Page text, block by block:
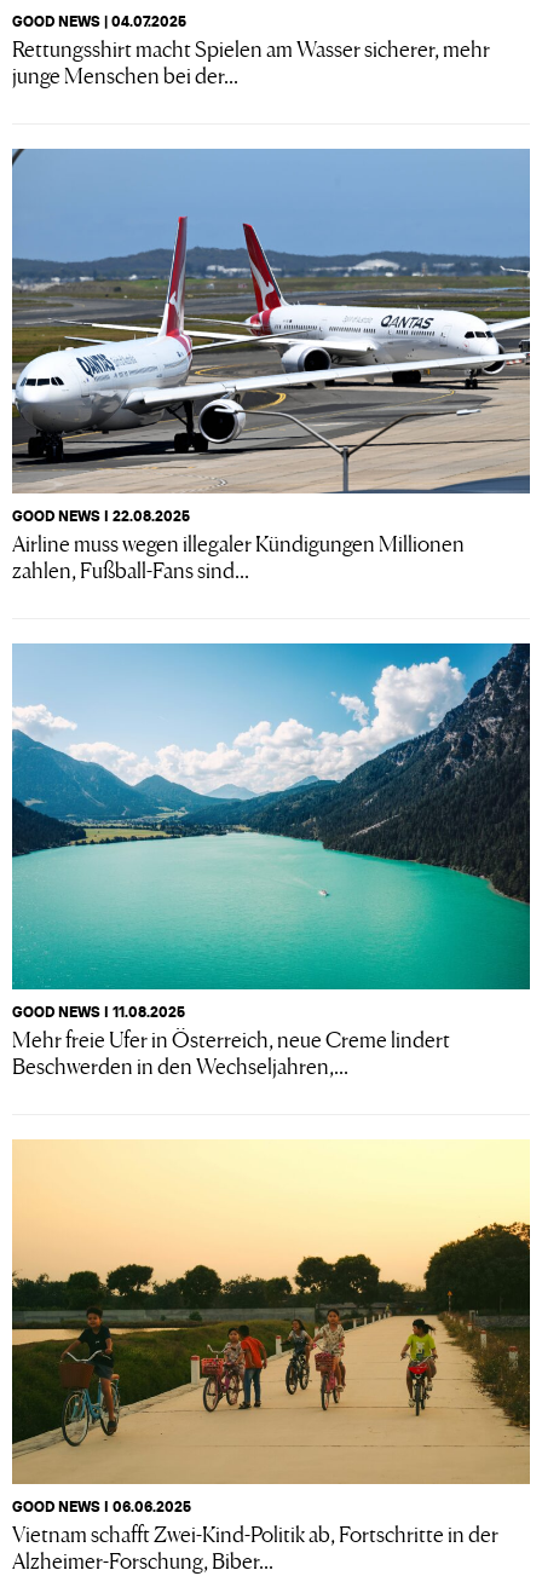
GOOD NEWS | 04.07.2025
Rettungsshirt macht Spielen am Wasser sicherer, mehr
junge Menschen bei der...
GOOD NEWS I 22.08.2025
Airline muss wegen illegaler Kündigungen Millionen
zahlen, Fußball-Fans sind...
GOOD NEWS I 11.08.2025
Mehr freie Ufer in Österreich, neue Creme lindert
Beschwerden in den Wechseljahren,...
GOOD NEWS I 06.06.2025
Vietnam schafft Zwei-Kind-Politik ab, Fortschritte in der
Alzheimer-Forschung, Biber...